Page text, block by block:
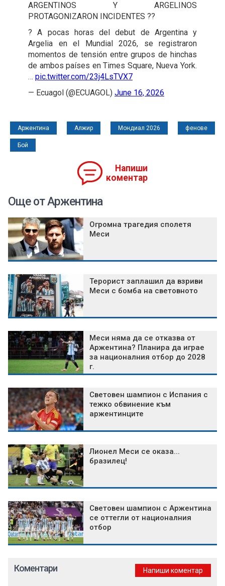
ARGENTINOS Y ARGELINOS
PROTAGONIZARON INCIDENTES ??
? A pocas horas del debut de Argentina y
Argelia en el Mundial 2026, se registraron
momentos de tensión entre grupos de hinchas
de ambos países en Times Square, Nueva York.
… pic.twitter.com/23j4LsTVX7
— Ecuagol (@ECUAGOL) June 16, 2026
Аржентина Алжир Мондиал 2026 фенове
Бой
Напиши
коментар
Още от Аржентина
Огромна трагедия сполетя
Меси
Терорист заплашил да взриви
Меси с бомба на световното
Меси няма да се отказва от
Аржентина? Планира да играе
за националния отбор до 2028
г.
Световен шампион с Испания с
тежко обвинение към
аржентинците
Лионел Меси се оказа...
бразилец!
Световен шампион с Аржентина
се оттегли от националния
отбор
Коментари Напиши коментар